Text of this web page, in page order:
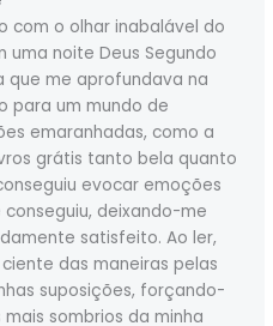
com o olhar inabalável do
noite Deus Segundo
que me aprofundava na
para um mundo de
emaranhadas, como a
grátis tanto bela quanto
evocar emoções
deixando-me
satisfeito. Ao ler,
das maneiras pelas
suposições, forçando-
sombrios da minha